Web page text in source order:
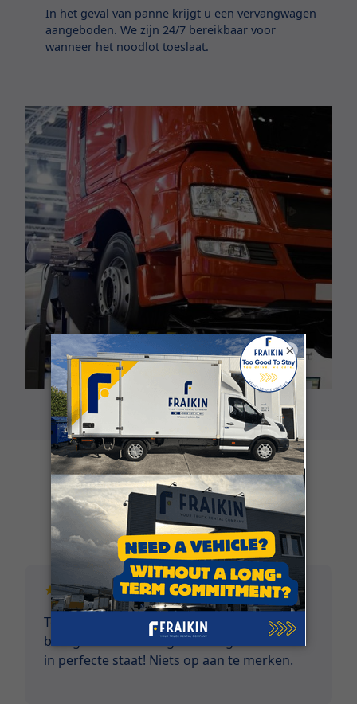
In het geval van panne krijgt u een vervangwagen
aangeboden. We zijn 24/7 bereikbaar voor
wanneer het noodlot toeslaat.
Klantgetuigenissen
Top service vanaf eerste contact tem terug
brengen van voertuig. Voertuigen verkeren
in perfecte staat! Niets op aan te merken.
×